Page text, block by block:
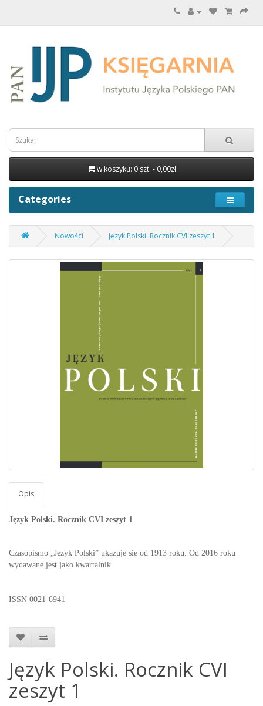
w koszyku: 0 szt. - 0,00zł
Categories
Nowości Język Polski. Rocznik CVI zeszyt 1
Opis
Język Polski. Rocznik CVI zeszyt 1
Czasopismo „Język Polski” ukazuje się od 1913 roku. Od 2016 roku
wydawane jest jako kwartalnik.
ISSN 0021-6941
Język Polski. Rocznik CVI
zeszyt 1